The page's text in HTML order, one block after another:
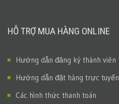
HỖ TRỢ MUA HÀNG ONLINE
Hướng dẫn đăng ký thành viên
Hướng dẫn đặt hàng trực tuyến
Các hình thức thanh toán